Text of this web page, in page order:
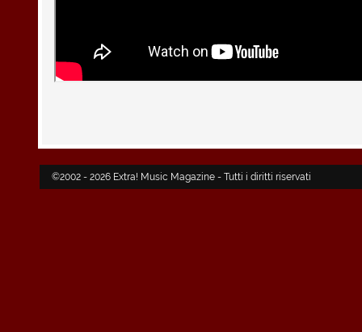
©2002 - 2026 Extra! Music Magazine - Tutti i diritti riservati